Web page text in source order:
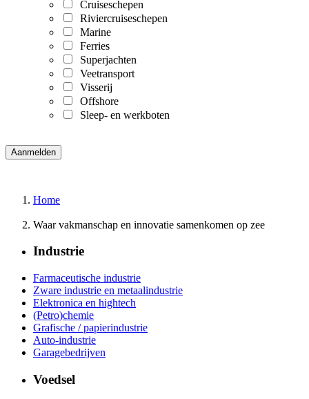
Cruiseschepen
Riviercruiseschepen
Marine
Ferries
Superjachten
Veetransport
Visserij
Offshore
Sleep- en werkboten
Home
Waar vakmanschap en innovatie samenkomen op zee
Industrie
Farmaceutische industrie
Zware industrie en metaalindustrie
Elektronica en hightech
(Petro)chemie
Grafische / papierindustrie
Auto-industrie
Garagebedrijven
Voedsel